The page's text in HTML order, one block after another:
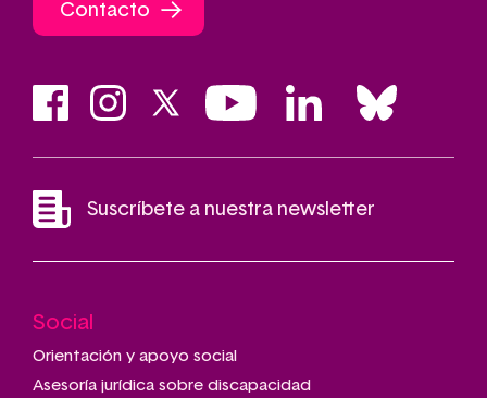
Contacto
Suscríbete a nuestra newsletter
Main
navigation
Social
Orientación y apoyo social
Asesoría jurídica sobre discapacidad